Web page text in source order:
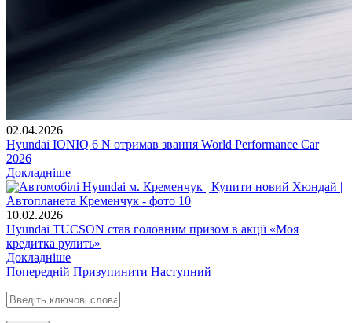
02.04.2026
Hyundai IONIQ 6 N отримав звання World Performance Car
2026
Докладніше
10.02.2026
Hyundai TUCSON став головним призом в акції «Моя
кредитка рулить»
Докладніше
Попередній Призупинити Наступний
Введіть ключові слова для пошуку